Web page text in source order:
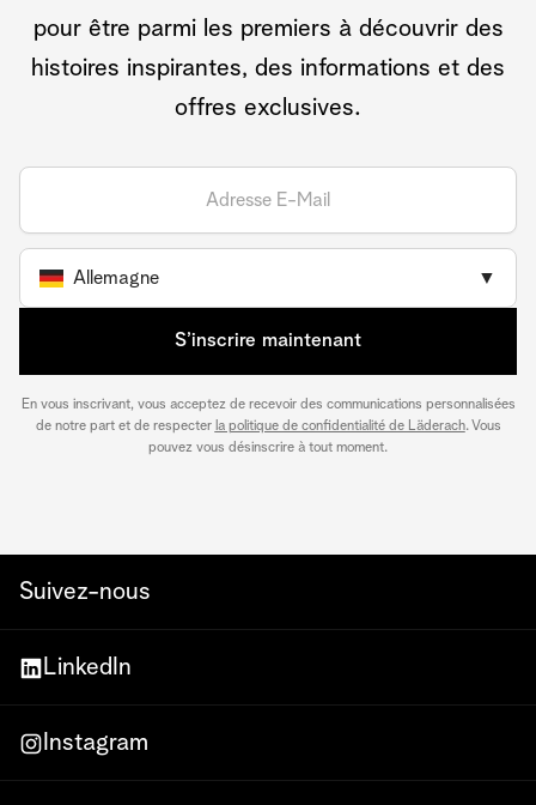
pour être parmi les premiers à découvrir des
histoires inspirantes, des informations et des
offres exclusives.
Allemagne ▼
S’inscrire maintenant
En vous inscrivant, vous acceptez de recevoir des communications personnalisées
de notre part et de respecter la politique de confidentialité de Läderach. Vous
pouvez vous désinscrire à tout moment.
Suivez-nous
LinkedIn
Instagram